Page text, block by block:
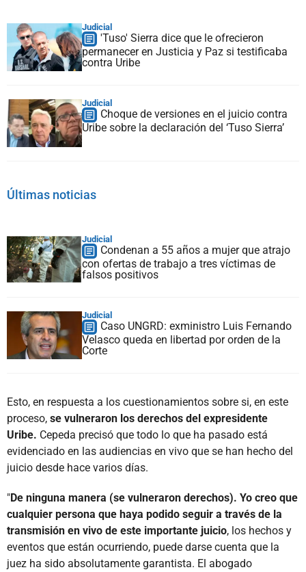
Judicial
'Tuso' Sierra dice que le ofrecieron
permanecer en Justicia y Paz si testificaba
contra Uribe
Judicial
Choque de versiones en el juicio contra
Uribe sobre la declaración del ‘Tuso Sierra’
Últimas noticias
Judicial
Condenan a 55 años a mujer que atrajo
con ofertas de trabajo a tres víctimas de
falsos positivos
Judicial
Caso UNGRD: exministro Luis Fernando
Velasco queda en libertad por orden de la
Corte
Esto, en respuesta a los cuestionamientos sobre si, en este
proceso, se vulneraron los derechos del expresidente
Uribe. Cepeda precisó que todo lo que ha pasado está
evidenciado en las audiencias en vivo que se han hecho del
juicio desde hace varios días.
"De ninguna manera (se vulneraron derechos). Yo creo que
cualquier persona que haya podido seguir a través de la
transmisión en vivo de este importante juicio, los hechos y
eventos que están ocurriendo, puede darse cuenta que la
juez ha sido absolutamente garantista. El abogado